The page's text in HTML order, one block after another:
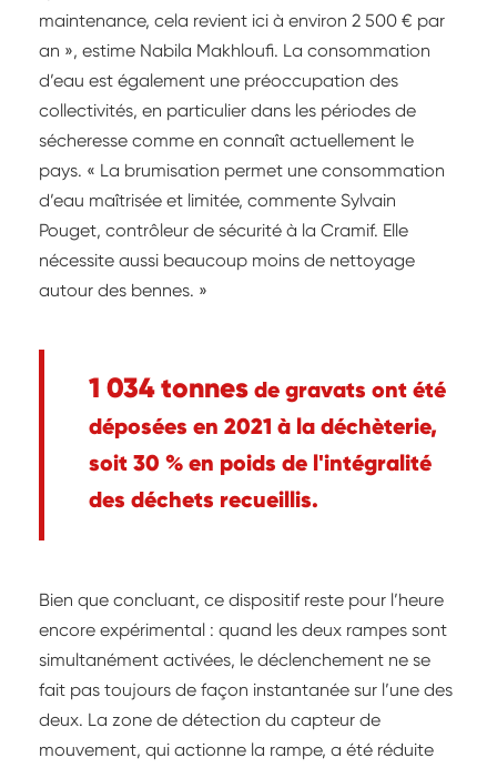
maintenance, cela revient ici à environ 2 500 € par
an », estime Nabila Makhloufi. La consommation
d’eau est également une préoccupation des
collectivités, en particulier dans les périodes de
sécheresse comme en connaît actuellement le
pays. « La brumisation permet une consommation
d’eau maîtrisée et limitée, commente Sylvain
Pouget, contrôleur de sécurité à la Cramif. Elle
nécessite aussi beaucoup moins de nettoyage
autour des bennes. »
1 034 tonnes de gravats ont été
déposées en 2021 à la déchèterie,
soit 30 % en poids de l'intégralité
des déchets recueillis.
Bien que concluant, ce dispositif reste pour l’heure
encore expérimental : quand les deux rampes sont
simultanément activées, le déclenchement ne se
fait pas toujours de façon instantanée sur l’une des
deux. La zone de détection du capteur de
mouvement, qui actionne la rampe, a été réduite